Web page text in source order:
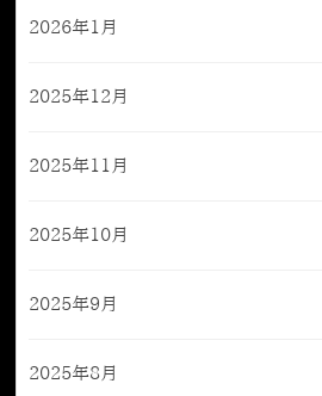
2026年1月
2025年12月
2025年11月
2025年10月
2025年9月
2025年8月